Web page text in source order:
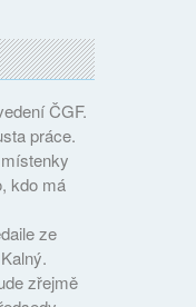
ČGF.
práce.
kdo má
ze
zřejmě